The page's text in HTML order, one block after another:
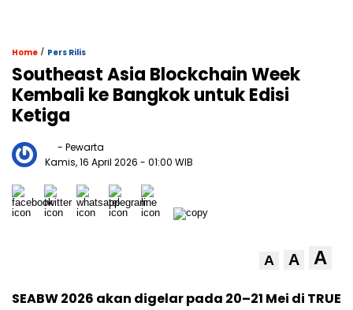
Home / Pers Rilis
Southeast Asia Blockchain Week
Kembali ke Bangkok untuk Edisi
Ketiga
- Pewarta
Kamis, 16 April 2026 - 01:00 WIB
A A A
SEABW 2026 akan digelar pada 20–21 Mei di TRUE